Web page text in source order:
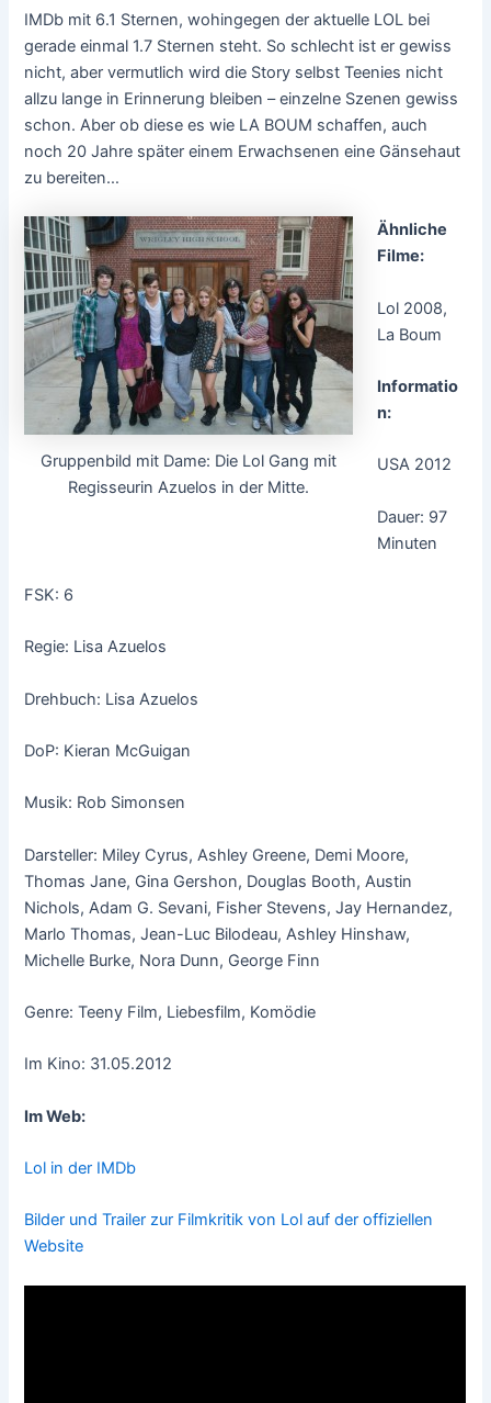
IMDb mit 6.1 Sternen, wohingegen der aktuelle LOL bei
gerade einmal 1.7 Sternen steht. So schlecht ist er gewiss
nicht, aber vermutlich wird die Story selbst Teenies nicht
allzu lange in Erinnerung bleiben – einzelne Szenen gewiss
schon. Aber ob diese es wie LA BOUM schaffen, auch
noch 20 Jahre später einem Erwachsenen eine Gänsehaut
zu bereiten…
Gruppenbild mit Dame: Die Lol Gang mit
Regisseurin Azuelos in der Mitte.
Ähnliche
Filme:
Lol 2008,
La Boum
Informatio
n:
USA 2012
Dauer: 97
Minuten
FSK: 6
Regie: Lisa Azuelos
Drehbuch: Lisa Azuelos
DoP: Kieran McGuigan
Musik: Rob Simonsen
Darsteller: Miley Cyrus, Ashley Greene, Demi Moore,
Thomas Jane, Gina Gershon, Douglas Booth, Austin
Nichols, Adam G. Sevani, Fisher Stevens, Jay Hernandez,
Marlo Thomas, Jean-Luc Bilodeau, Ashley Hinshaw,
Michelle Burke, Nora Dunn, George Finn
Genre: Teeny Film, Liebesfilm, Komödie
Im Kino: 31.05.2012
Im Web:
Lol in der IMDb
Bilder und Trailer zur Filmkritik von Lol auf der offiziellen
Website